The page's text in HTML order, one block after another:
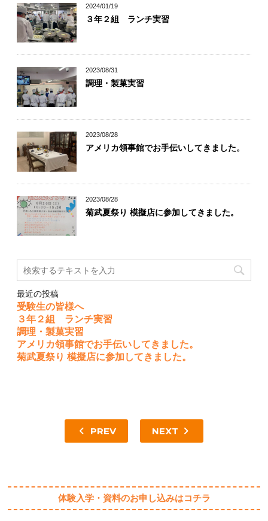
2024/01/19
３年２組 ランチ実習
2023/08/31
調理・製菓実習
2023/08/28
アメリカ領事館でお手伝いしてきました。
2023/08/28
菊武夏祭り 模擬店に参加してきました。
最近の投稿
受験生の皆様へ
３年２組 ランチ実習
調理・製菓実習
アメリカ領事館でお手伝いしてきました。
菊武夏祭り 模擬店に参加してきました。
PREV NEXT
体験入学・資料のお申し込みはコチラ